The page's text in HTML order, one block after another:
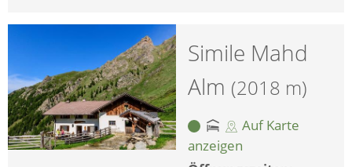
Simile Mahd
Alm (2018 m)
Auf Karte
anzeigen